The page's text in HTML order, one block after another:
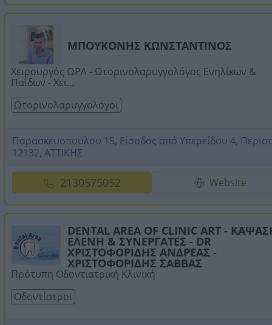
ΜΠΟΥΚΟΝΗΣ ΚΩΝΣΤΑΝΤΙΝΟΣ
Χειρουργός ΩΡΛ - Ωτορινολαρυγγολόγος Ενηλίκων &
Παίδων - Χει...
Ωτορινολαρυγγολόγοι
Παρασκευοπούλου 15, Είσοδος από Υπερείδου 4,
12132, ΑΤΤΙΚΗΣ
2130575052 Website
DENTAL AREA OF CLINIC ART -
ΕΛΕΝΗ & ΣΥΝΕΡΓΑΤΕΣ - DR
ΧΡΙΣΤΟΦΟΡΙΔΗΣ ΑΝΔΡΕΑΣ -
ΧΡΙΣΤΟΦΟΡΙΔΗΣ ΣΑΒΒΑΣ
Πρότυπη Οδοντιατρική Κλινική
Οδοντίατροι